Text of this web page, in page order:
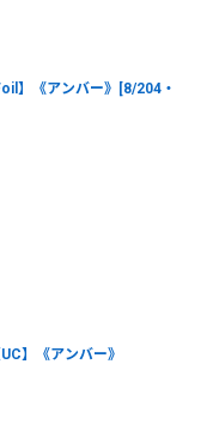
】《アンバー》[8/204・
】《アンバー》